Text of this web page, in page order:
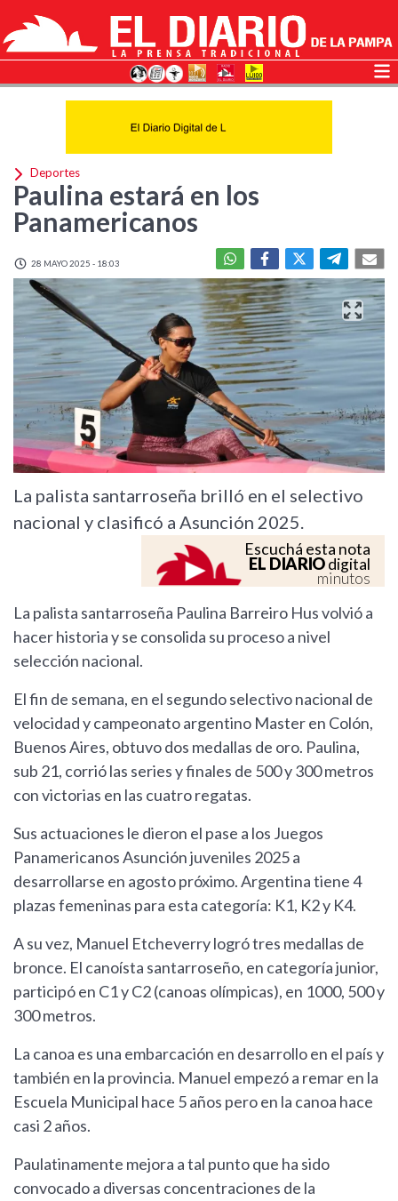
Deportes
Paulina estará en los
Panamericanos
28 MAYO 2025 - 18:03
La palista santarroseña brilló en el selectivo
nacional y clasificó a Asunción 2025.
Escuchá esta nota
EL DIARIOdigital
minutos
La palista santarroseña Paulina Barreiro Hus volvió a
hacer historia y se consolida su proceso a nivel
selección nacional.
El fin de semana, en el segundo selectivo nacional de
velocidad y campeonato argentino Master en Colón,
Buenos Aires, obtuvo dos medallas de oro. Paulina,
sub 21, corrió las series y finales de 500 y 300 metros
con victorias en las cuatro regatas.
Sus actuaciones le dieron el pase a los Juegos
Panamericanos Asunción juveniles 2025 a
desarrollarse en agosto próximo. Argentina tiene 4
plazas femeninas para esta categoría: K1, K2 y K4.
A su vez, Manuel Etcheverry logró tres medallas de
bronce. El canoísta santarroseño, en categoría junior,
participó en C1 y C2 (canoas olímpicas), en 1000, 500 y
300 metros.
La canoa es una embarcación en desarrollo en el país y
también en la provincia. Manuel empezó a remar en la
Escuela Municipal hace 5 años pero en la canoa hace
casi 2 años.
Paulatinamente mejora a tal punto que ha sido
convocado a diversas concentraciones de la